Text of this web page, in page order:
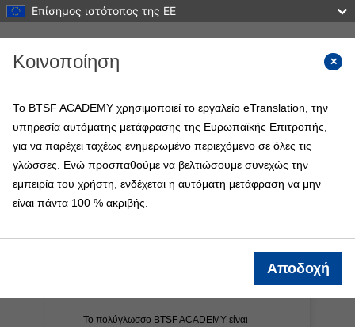
Επίσημος ιστότοπος της ΕΕ
BTSF ACADEMY
Περισσότερα
Το πολύγλωσσο BTSF ACADEMY είναι
Κοινοποίηση
Το BTSF ACADEMY χρησιμοποιεί το εργαλείο eTranslation, την
υπηρεσία αυτόματης μετάφρασης της Ευρωπαϊκής Επιτροπής,
για να παρέχει ταχέως ενημερωμένο περιεχόμενο σε όλες τις
γλώσσες. Ενώ προσπαθούμε να βελτιώσουμε συνεχώς την
εμπειρία του χρήστη, ενδέχεται η αυτόματη μετάφραση να μην
είναι πάντα 100 % ακριβής.
Αποδοχή